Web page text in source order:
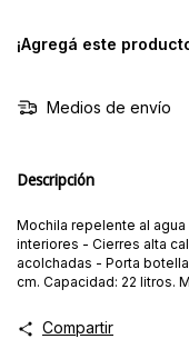
¡Agregá este
Medios de envío
Descripción
Mochila repelente al
interiores - Cierres alta
acolchadas - Porta
cm. Capacidad: 22 litros.
Compartir